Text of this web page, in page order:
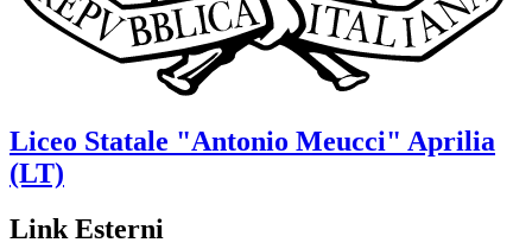
Liceo Statale "Antonio Meucci" Aprilia
(LT)
Link Esterni